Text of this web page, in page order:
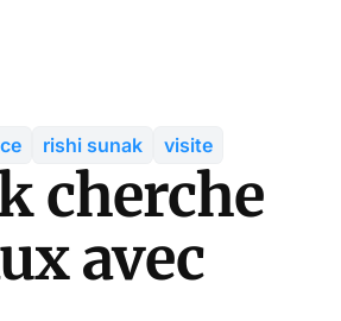
rishi sunak visite
cherche
avec